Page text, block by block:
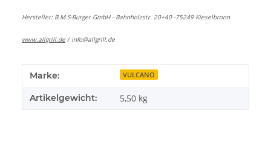
Hersteller: B.M.S-Burger GmbH - Bahnholzstr. 20+40 -75249 Kieselbronn
www.allgrill.de / info@allgrill.de
Marke: VULCANO
Artikelgewicht: 5,50 kg